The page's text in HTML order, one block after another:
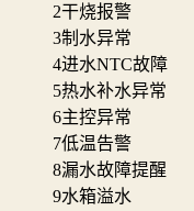
2干烧报警
3制水异常
4进水NTC故障
5热水补水异常
6主控异常
7低温告警
8漏水故障提醒
9水箱溢水